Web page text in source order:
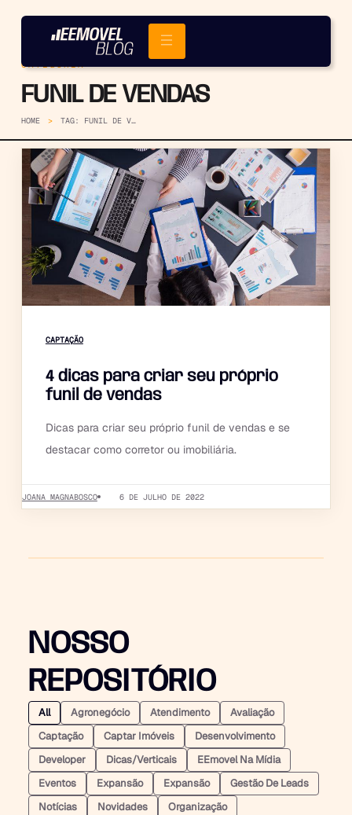
CATEGORIA
FUNIL DE VENDAS
HOME TAG: FUNIL DE VENDAS
CAPTAÇÃO
4 dicas para criar seu próprio
funil de vendas
Dicas para criar seu próprio funil de vendas e se
destacar como corretor ou imobiliária.
JOANA MAGNABOSCO 6 DE JULHO DE 2022
NOSSO
REPOSITÓRIO
All Agronegócio Atendimento
Avaliação
Captação
Captar Imóveis
Desenvolvimento
Developer
Dicas/verticais
EEmovel Na Mídia
Eventos
Expansão Expansão
Gestão De Leads
Notícias
Novidades
Organização